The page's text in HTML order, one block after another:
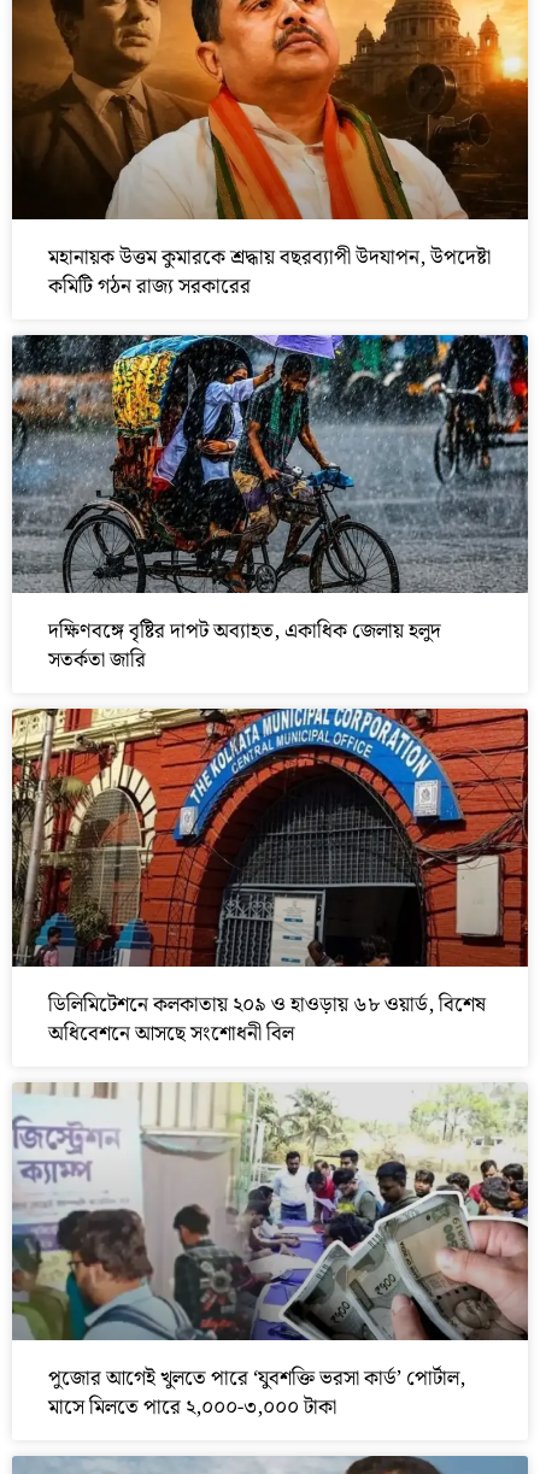
মহানায়ক উত্তম কুমারকে শ্রদ্ধায় বছরব্যাপী উদযাপন, উপদেষ্টা
কমিটি গঠন রাজ্য সরকারের
দক্ষিণবঙ্গে বৃষ্টির দাপট অব্যাহত, একাধিক জেলায় হলুদ
সতর্কতা জারি
ডিলিমিটেশনে কলকাতায় ২০৯ ও হাওড়ায় ৬৮ ওয়ার্ড, বিশেষ
অধিবেশনে আসছে সংশোধনী বিল
পুজোর আগেই খুলতে পারে ‘যুবশক্তি ভরসা কার্ড’ পোর্টাল,
মাসে মিলতে পারে ২,০০০-৩,০০০ টাকা